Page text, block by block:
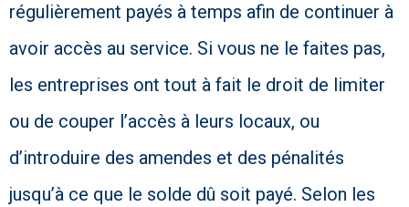
régulièrement payés à temps afin de continuer à
avoir accès au service. Si vous ne le faites pas,
les entreprises ont tout à fait le droit de limiter
ou de couper l’accès à leurs locaux, ou
d’introduire des amendes et des pénalités
jusqu’à ce que le solde dû soit payé. Selon les